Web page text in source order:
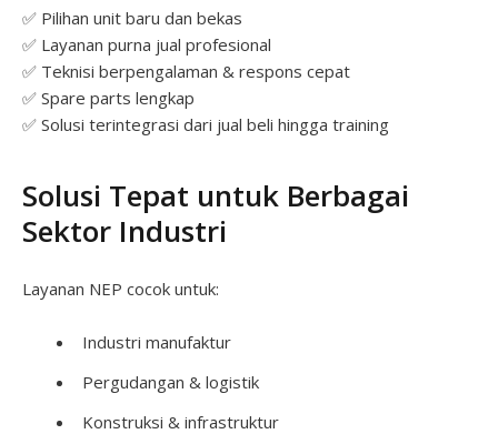
✅ Pilihan unit baru dan bekas
✅ Layanan purna jual profesional
✅ Teknisi berpengalaman & respons cepat
✅ Spare parts lengkap
✅ Solusi terintegrasi dari jual beli hingga training
Solusi Tepat untuk Berbagai
Sektor Industri
Layanan NEP cocok untuk:
Industri manufaktur
Pergudangan & logistik
Konstruksi & infrastruktur